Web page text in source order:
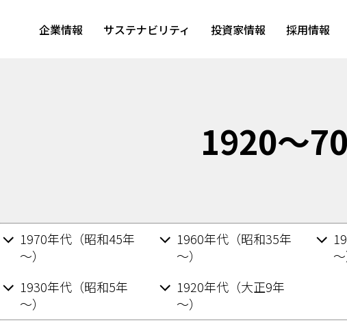
企業情報 サステナビリティ 投資家情報 採用情報
1920～
1970年代（昭和45年
～）
1960年代（昭和35年
～）
～
1930年代（昭和5年
～）
1920年代（大正9年
～）